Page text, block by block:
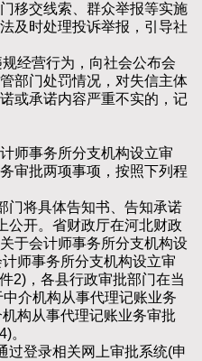
移交线索、群众举报等实施
及时处理投诉举报，引导社
经营行为，向社会公布会
部门处罚情况，对失信主体
或承诺内容严重不实的，记
事务所分支机构设立审
审批两项事项，按照下列程
将具体告知书、告知承诺
公开。省财政厅在河北财政
于会计师事务所分支机构设
师事务所分支机构设立审
2)，各县行政审批部门在当
介机构从事代理记账业务
构从事代理记账业务审批
。
登录相关网上审批系统(申